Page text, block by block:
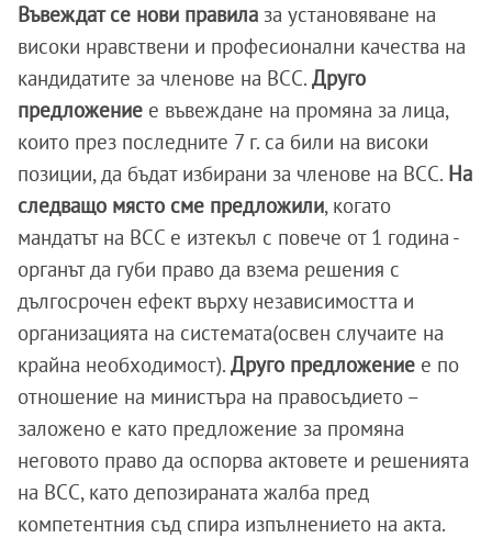
Въвеждат се нови правила за установяване на
високи нравствени и професионални качества на
кандидатите за членове на ВСС. Друго
предложение е въвеждане на промяна за лица,
които през последните 7 г. са били на високи
позиции, да бъдат избирани за членове на ВСС. На
следващо място сме предложили, когато
мандатът на ВСС е изтекъл с повече от 1 година -
органът да губи право да взема решения с
дългосрочен ефект върху независимостта и
организацията на системата(освен случаите на
крайна необходимост). Друго предложение е по
отношение на министъра на правосъдието –
заложено е като предложение за промяна
неговото право да оспорва актовете и решенията
на ВСС, като депозираната жалба пред
компетентния съд спира изпълнението на акта.